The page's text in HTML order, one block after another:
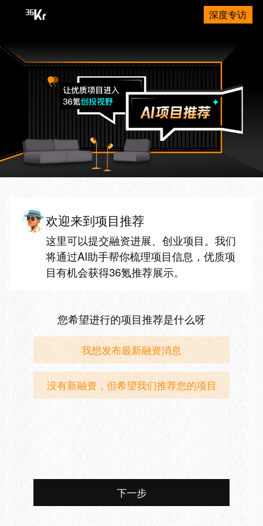
深度专访
欢迎来到项目推荐
这里可以提交融资进展、创业项目。我们
将通过AI助手帮你梳理项目信息，优质项
目有机会获得36氪推荐展示。
您希望进行的项目推荐是什么呀
我想发布最新融资消息
没有新融资，但希望我们推荐您的项目
下一步